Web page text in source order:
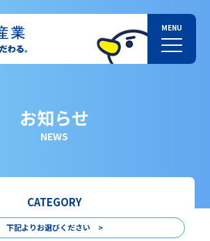
お知らせ
NEWS
CATEGORY
下記よりお選びください >